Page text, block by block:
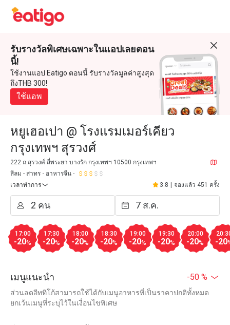
รับรางวัลพิเศษเฉพาะในแอปเลยตอน
นี้!
ใช้งานแอป Eatigo ตอนนี้ รับรางวัลมูลค่าสูงสุด
ถึงTHB 300!
ใช้แอพ
หยูเฮอเปา @ โรงแรมเมอร์เคียว
กรุงเทพฯ สุรวงศ์
222 ถ.สุรวงศ์ สี่พระยา บางรัก กรุงเทพฯ 10500 กรุงเทพฯ
สีลม - สาทร
อาหารจีน
เวลาทำการ
3.8 จองแล้ว 451 ครั้ง
17:00
-20%
17:30
-20%
18:00
-20%
18:30
-20%
19:00
-20%
19:30
-20%
20:00
-20% -20
เมนูแนะนำ -50 %
ส่วนลดอีททิโก้สามารถใช้ได้กับเมนูอาหารที่เป็นราคาปกติทั้งหมด
ยกเว้นเมนูที่ระบุไว้ในเงื่อนไขพิเศษ